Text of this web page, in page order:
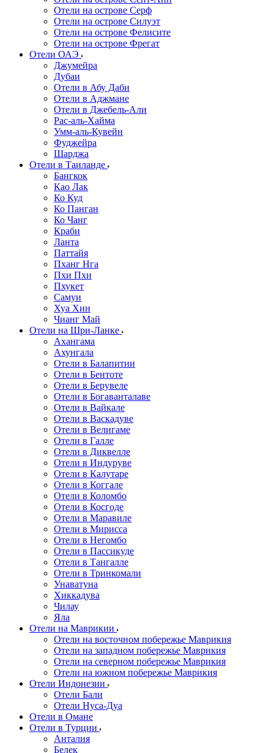
Отели на острове Серф
Отели на острове Силуэт
Отели на острове Фелисите
Отели на острове Фрегат
Отели ОАЭ
Джумейра
Дубаи
Отели в Абу Даби
Отели в Аджмане
Отели в Джебель-Али
Рас-аль-Хайма
Умм-аль-Кувейн
Фуджейра
Шарджа
Отели в Таиланде
Бангкок
Као Лак
Ко Куд
Ко Панган
Ко Чанг
Краби
Ланта
Паттайя
Пханг Нга
Пхи Пхи
Пхукет
Самуи
Хуа Хин
Чианг Май
Отели на Шри-Ланке
Ахангама
Ахунгала
Отели в Балапитии
Отели в Бентоте
Отели в Берувеле
Отели в Богаванталаве
Отели в Вайкале
Отели в Васкадуве
Отели в Велигаме
Отели в Галле
Отели в Диквелле
Отели в Индуруве
Отели в Калутаре
Отели в Коггале
Отели в Коломбо
Отели в Косгоде
Отели в Маравиле
Отели в Мирисса
Отели в Негомбо
Отели в Пассикуде
Отели в Тангалле
Отели в Тринкомали
Унаватуна
Хиккадува
Чилау
Яла
Отели на Маврикии
Отели на восточном побережье Маврикия
Отели на западном побережье Маврикия
Отели на северном побережье Маврикия
Отели на южном побережье Маврикия
Отели Индонезии
Отели Бали
Отели Нуса-Дуа
Отели в Омане
Отели в Турции
Анталия
Белек